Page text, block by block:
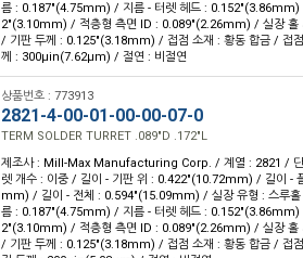
름 : 0.187"(4.75mm) / 지름 - 터렛 헤드 : 0.152"(3.86mm)
2"(3.10mm) / 적층형 측면 ID : 0.089"(2.26mm) / 실장
/ 기판 두께 : 0.125"(3.18mm) / 접점 소재 : 황동 합금 / 접
께 : 300µin(7.62µm) / 절연 : 비절연
상품번호 : 773913
2821-4-00-01-00-00-07-0
TERM SOLDER TURRET .089"D .172"L
제조사 : Mill-Max Manufacturing Corp. / 계열 : 2821 / 단
렛 개수 : 이중 / 길이 - 기판 위 : 0.422"(10.72mm) / 길이 -
mm) / 길이 - 전체 : 0.594"(15.09mm) / 실장 유형 : 스루홀
름 : 0.187"(4.75mm) / 지름 - 터렛 헤드 : 0.152"(3.86mm)
2"(3.10mm) / 적층형 측면 ID : 0.089"(2.26mm) / 실장
/ 기판 두께 : 0.125"(3.18mm) / 접점 소재 : 황동 합금 / 접